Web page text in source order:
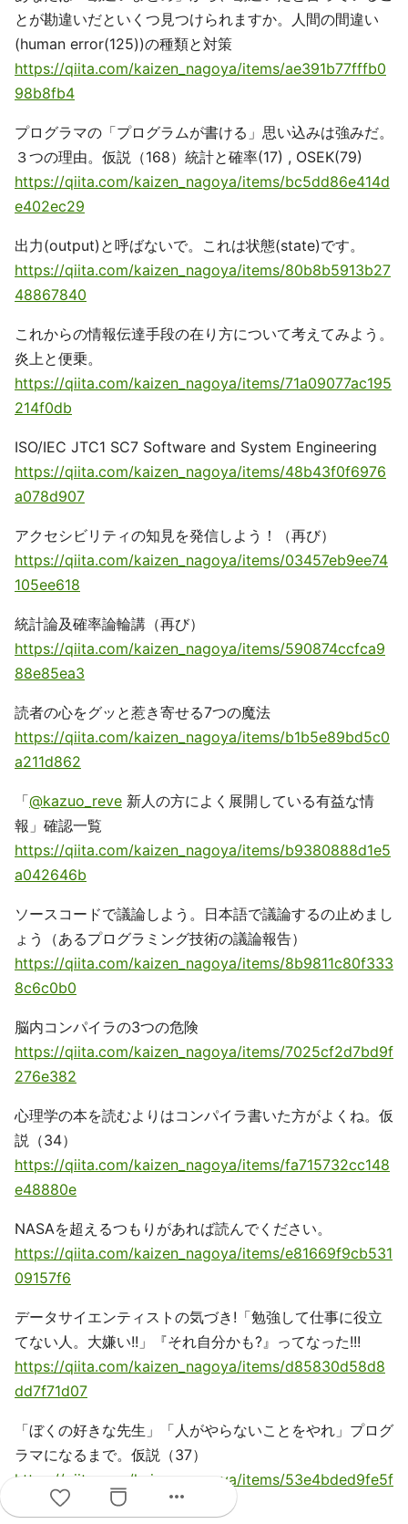
とが勘違いだといくつ見つけられますか。人間の間違い
(human error(125))の種類と対策
https://qiita.com/kaizen_nagoya/items/ae391b77fffb0
98b8fb4
プログラマの「プログラムが書ける」思い込みは強みだ。
３つの理由。仮説（168）統計と確率(17) , OSEK(79)
https://qiita.com/kaizen_nagoya/items/bc5dd86e414d
e402ec29
出力(output)と呼ばないで。これは状態(state)です。
https://qiita.com/kaizen_nagoya/items/80b8b5913b27
48867840
これからの情報伝達手段の在り方について考えてみよう。
炎上と便乗。
https://qiita.com/kaizen_nagoya/items/71a09077ac195
214f0db
ISO/IEC JTC1 SC7 Software and System Engineering
https://qiita.com/kaizen_nagoya/items/48b43f0f6976
a078d907
アクセシビリティの知見を発信しよう！（再び）
https://qiita.com/kaizen_nagoya/items/03457eb9ee74
105ee618
統計論及確率論輪講（再び）
https://qiita.com/kaizen_nagoya/items/590874ccfca9
88e85ea3
読者の心をグッと惹き寄せる7つの魔法
https://qiita.com/kaizen_nagoya/items/b1b5e89bd5c0
a211d862
「@kazuo_reve 新人の方によく展開している有益な情
報」確認一覧
https://qiita.com/kaizen_nagoya/items/b9380888d1e5
a042646b
ソースコードで議論しよう。日本語で議論するの止めまし
ょう（あるプログラミング技術の議論報告）
https://qiita.com/kaizen_nagoya/items/8b9811c80f333
8c6c0b0
脳内コンパイラの3つの危険
https://qiita.com/kaizen_nagoya/items/7025cf2d7bd9f
276e382
心理学の本を読むよりはコンパイラ書いた方がよくね。仮
説（34）
https://qiita.com/kaizen_nagoya/items/fa715732cc148
e48880e
NASAを超えるつもりがあれば読んでください。
https://qiita.com/kaizen_nagoya/items/e81669f9cb531
09157f6
データサイエンティストの気づき!「勉強して仕事に役立
てない人。大嫌い!!」『それ自分かも?』ってなった!!!
https://qiita.com/kaizen_nagoya/items/d85830d58d8
dd7f71d07
「ぼくの好きな先生」「人がやらないことをやれ」プログ
ラマになるまで。仮説（37）
https://qiita.com/kaizen_nagoya/items/53e4bded9fe5f
724b3c4
more_horiz